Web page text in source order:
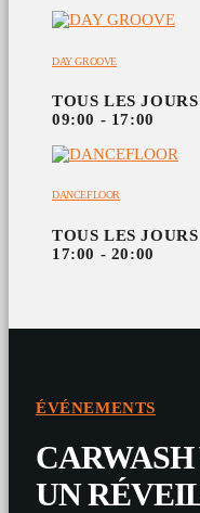
DAY GROOVE
TOUS LES
09:00 - 17:00
DANCEFLOOR
TOUS LES
17:00 - 20:00
ÉVÉNEMENTS
CARWASH
UN